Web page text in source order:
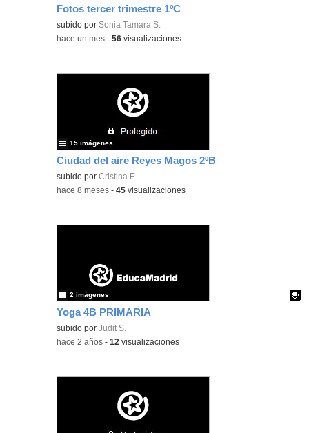
Fotos tercer trimestre 1ºC
Contenido educativo.
subido por Sonia Tamara S.
-hace un mes -56 visualizaciones
Ciudad del aire Reyes Magos 2ºB
subido porCristina E.
15 imágenes
-hace 8 meses -45 visualizaciones
Yoga 4B PRIMARIA
Contenido educativo.
subido porJudit S.
2 imágenes
-hace 2 años -12 visualizaciones